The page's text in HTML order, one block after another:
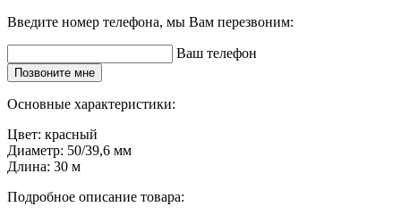
Введите номер телефона, мы Вам перезвоним:
Ваш телефон
Позвоните мне
Основные характеристики:
Цвет: красный
Диаметр: 50/39,6 мм
Длина: 30 м
Подробное описание товара: